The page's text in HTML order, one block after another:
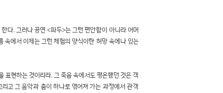
다. 그러나 공연 <파두>는 그런 편안함이 아니라 어머
속에서 이제는 그런 체험의 양식이란 허망 속에나 있는
표현하는 것이리라. 그 죽음 속에서도 평온했던 것은 객
고 그 음악과 춤이 하나로 엮어져 가는 과정에서 관객